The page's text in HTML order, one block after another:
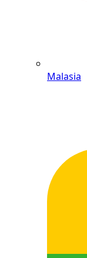
Malasia